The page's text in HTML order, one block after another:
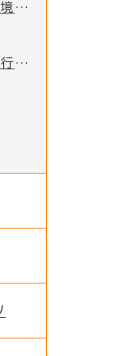
令和4年度版もんべつの環境の公表について
第4次紋別市役所環境保全行動計画